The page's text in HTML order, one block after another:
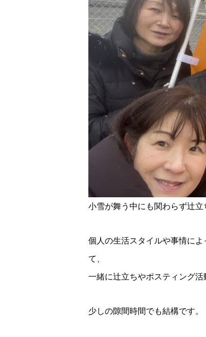
小雪が舞う中にも関わらず辻
個人の生活スタイルや事情に
て、
一緒に辻立ちやポスティング活
少しの隙間時間でも結構です。